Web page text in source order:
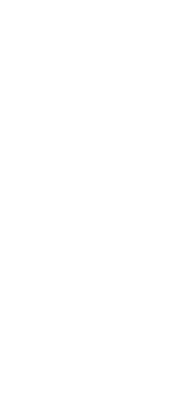
středisek.